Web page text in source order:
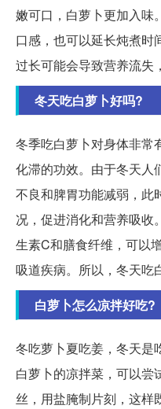
嫩可口，白萝卜更加入味
口感，也可以延长炖煮时
过长可能会导致营养流失
冬天吃白萝卜好吗?
冬季吃白萝卜对身体非常
化滞的功效。由于冬天人
不良和脾胃功能减弱，此
况，促进消化和营养吸收
生素C和膳食纤维，可以
吸道疾病。所以，冬天吃
白萝卜怎么凉拌好吃?
冬吃萝卜夏吃姜，冬天是
白萝卜的凉拌菜，可以尝
丝，用盐腌制片刻，这样